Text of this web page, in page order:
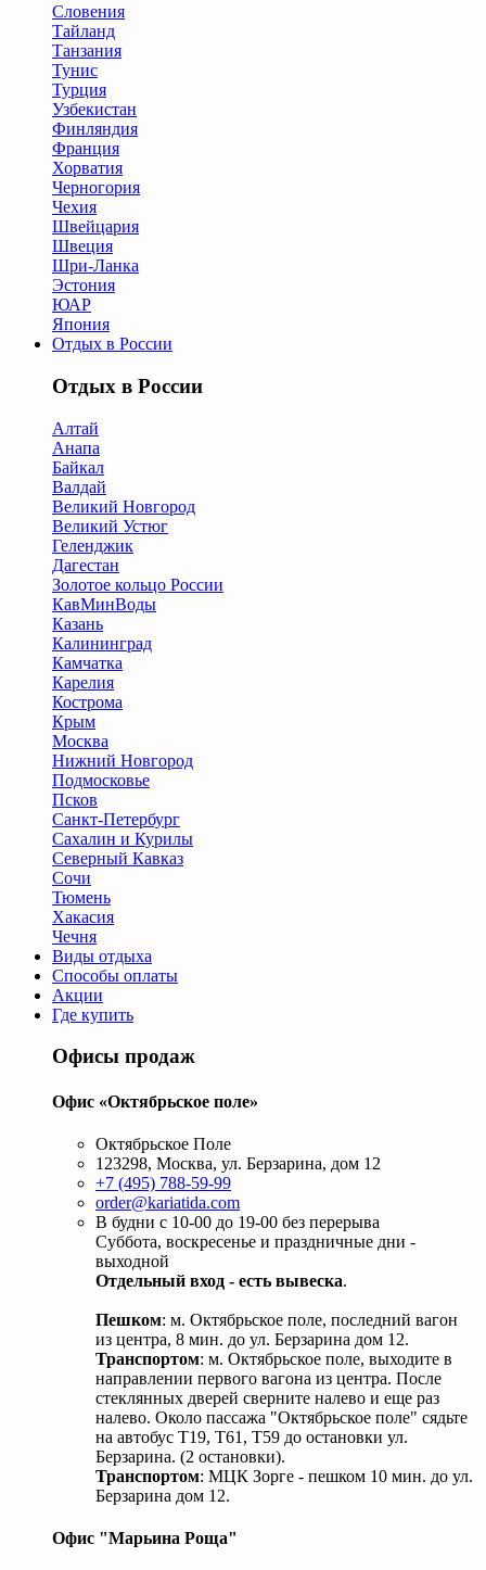
Словения
Тайланд
Танзания
Тунис
Турция
Узбекистан
Финляндия
Франция
Хорватия
Черногория
Чехия
Швейцария
Швеция
Шри-Ланка
Эстония
ЮАР
Япония
Отдых в России
Отдых в России
Алтай
Анапа
Байкал
Валдай
Великий Новгород
Великий Устюг
Геленджик
Дагестан
Золотое кольцо России
КавМинВоды
Казань
Калининград
Камчатка
Карелия
Кострома
Крым
Москва
Нижний Новгород
Подмосковье
Псков
Санкт-Петербург
Сахалин и Курилы
Северный Кавказ
Сочи
Тюмень
Хакасия
Чечня
Виды отдыха
Способы оплаты
Акции
Где купить
Офисы продаж
Офис «Октябрьское поле»
Октябрьское Поле
123298, Москва, ул. Берзарина, дом 12
+7 (495) 788-59-99
order@kariatida.com
В будни с 10-00 до 19-00 без перерыва
Суббота, воскресенье и праздничные дни -
выходной
Отдельный вход - есть вывеска.
Пешком: м. Октябрьское поле, последний вагон
из центра, 8 мин. до ул. Берзарина дом 12.
Транспортом: м. Октябрьское поле, выходите в
направлении первого вагона из центра. После
стеклянных дверей сверните налево и еще раз
налево. Около пассажа "Октябрьское поле" сядьте
на автобус Т19, Т61, Т59 до остановки ул.
Берзарина. (2 остановки).
Транспортом: МЦК Зорге - пешком 10 мин. до ул.
Берзарина дом 12.
Офис "Марьина Роща"